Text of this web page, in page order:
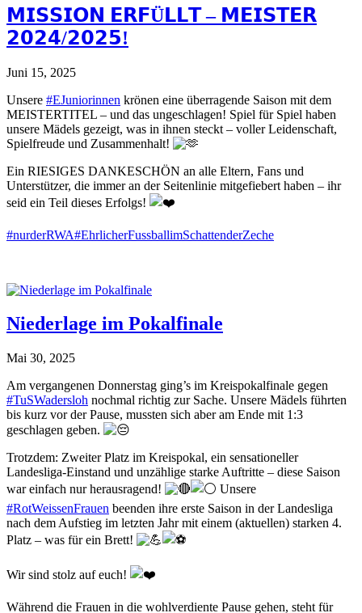
𝗠𝗜𝗦𝗦𝗜𝗢𝗡 𝗘𝗥𝗙Ü𝗟𝗟𝗧 – 𝗠𝗘𝗜𝗦𝗧𝗘𝗥
𝟮𝟬𝟮𝟰/𝟮𝟬𝟮𝟱!
Juni 15, 2025
Unsere #EJuniorinnen krönen eine überragende Saison mit dem
MEISTERTITEL – und das ungeschlagen! Spiel für Spiel haben
unsere Mädels gezeigt, was in ihnen steckt – voller Leidenschaft,
Spielfreude und Zusammenhalt!
Ein RIESIGES DANKESCHÖN an alle Eltern, Fans und
Unterstützer, die immer an der Seitenlinie mitgefiebert haben – ihr
seid ein Teil dieses Erfolgs!
#nurderRWA#EhrlicherFussballimSchattenderZeche
Niederlage im Pokalfinale
Mai 30, 2025
Am vergangenen Donnerstag ging’s im Kreispokalfinale gegen
#TuSWadersloh nochmal richtig zur Sache. Unsere Mädels führten
bis kurz vor der Pause, mussten sich aber am Ende mit 1:3
geschlagen geben.
Trotzdem: Zweiter Platz im Kreispokal, ein sensationeller
Landesliga-Einstand und unzählige starke Auftritte – diese Saison
war einfach nur herausragend!
Unsere
#RotWeissenFrauen beenden ihre erste Saison in der Landesliga
nach dem Aufstieg im letzten Jahr mit einem (aktuellen) starken 4.
Platz – was für ein Brett!
Wir sind stolz auf euch!
Während die Frauen in die wohlverdiente Pause gehen, steht für